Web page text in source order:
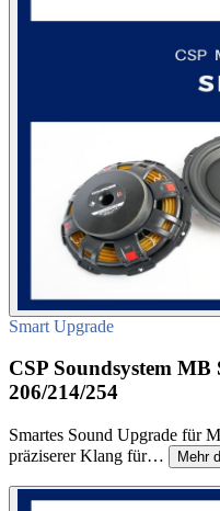
Smart Upgrade
CSP Soundsystem
206/214/254
Smartes Sound Upgrade für
präziserer Klang für…
Mehr